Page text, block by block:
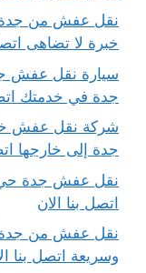
خبرة لا تضاهى
جدة في خدمتك
جدة إلى خارجها
اتصل بنا الان
وسريعة اتصل بنا